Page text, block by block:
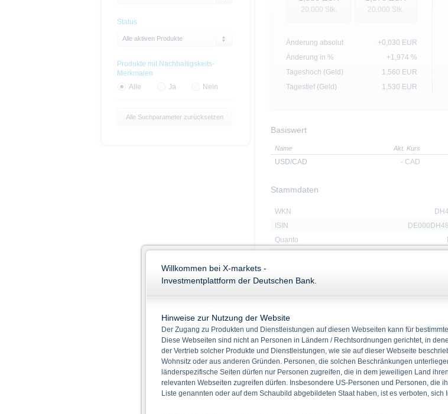
20.000 Stk. 20.000 Stk.
Änderung absolut +0,030 EUR
Änderung in %
+1,974 %
Tageshoch (Geld)
1,560 EUR
Tagestief (Geld)
1,530 EUR
Basiswert
Name Akt. Kurs
USD/CAD - CAD
Stammdaten
WKN
ISIN
Quanto
Basiswert
Rückzahlung
Laufzeit
Basispreis
1,3800
Downloads
Status
Alle aktiven Produkte
Produkte mit Nachhaltigskeits-
Merkmalen
Alle
Ja Nein
Alle Suchparameter zurücksetzen
Willkommen bei X-markets -
Investmentplattform der Deutschen Bank.
Hinweise zur Nutzung der Website
Der Zugang zu Produkten und Dienstleistungen auf diesen Webseiten kann für
Diese Webseiten sind nicht an Personen in Ländern / Rechtsordnungen gerichtet, in
der Vertrieb solcher Produkte und Dienstleistungen, wie sie auf dieser Webseite
Wohnsitz oder aus anderen Gründen. Personen, die solchen Beschränkungen
länderspezifische Seiten dürfen nur Personen zugreifen, die in dem jeweiligen Land
relevanten Webseiten zugreifen dürfen. Insbesondere US-Personen und Personen, die
Liste genannten oder auf dem Schaubild abgebildeten Staat haben, ist es verboten, sich